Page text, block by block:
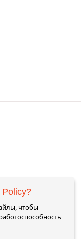
чтобы